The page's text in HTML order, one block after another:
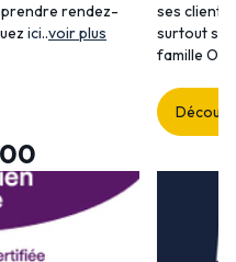
prendre rendez-
ici..voir plus
ses
surtout
famille